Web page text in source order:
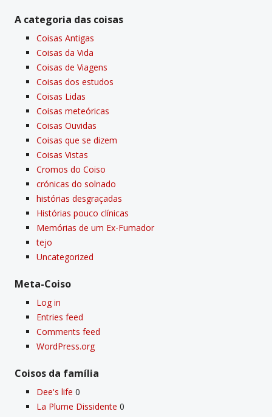
A categoria das coisas
Coisas Antigas
Coisas da Vida
Coisas de Viagens
Coisas dos estudos
Coisas Lidas
Coisas meteóricas
Coisas Ouvidas
Coisas que se dizem
Coisas Vistas
Cromos do Coiso
crónicas do solnado
histórias desgraçadas
Histórias pouco clí­nicas
Memórias de um Ex-Fumador
tejo
Uncategorized
Meta-Coiso
Log in
Entries feed
Comments feed
WordPress.org
Coisos da famí­lia
Dee's life 0
La Plume Dissidente 0